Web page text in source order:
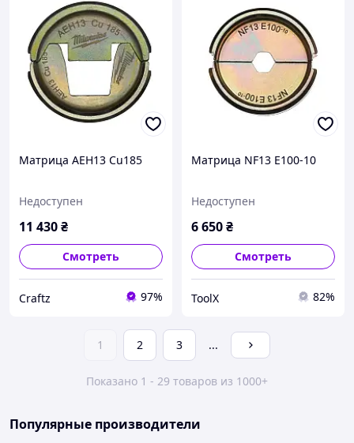
Матрица AEH13 Cu185
Недоступен
11 430₴
Смотреть
Craftz 97%
Матрица NF13 E100-10
Недоступен
6 650₴
Смотреть
ToolX 82%
1 2 3 ...
Показано 1 - 29 товаров из 1000+
Популярные производители